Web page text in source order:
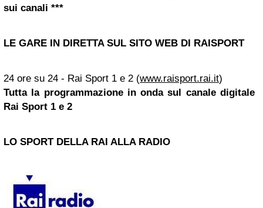
sui canali ***
LE GARE IN DIRETTA SUL SITO WEB DI RAISPORT
24 ore su 24 - Rai Sport 1 e 2 (www.raisport.rai.it)
Tutta la programmazione in onda sul canale digitale
Rai Sport 1 e 2
LO SPORT DELLA RAI ALLA RADIO